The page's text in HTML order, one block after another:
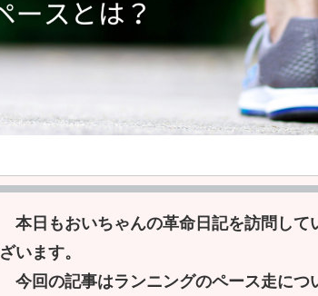
本日もおいちゃんの革命日記を訪問して
ざいます。
今回の記事はランニングのペース走につ